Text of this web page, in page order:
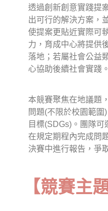
透過創新創意實踐提
出可行的解決方案，
使提案更貼近實際可
力，育成中心將提供
落地；若屬社會公益
心協助後續社會實踐。
本競賽聚焦在地議題
問題(不限於校園範
目標(SDGs)。團隊可
在規定期程內完成問
決賽中進行報告，爭
【競賽主題